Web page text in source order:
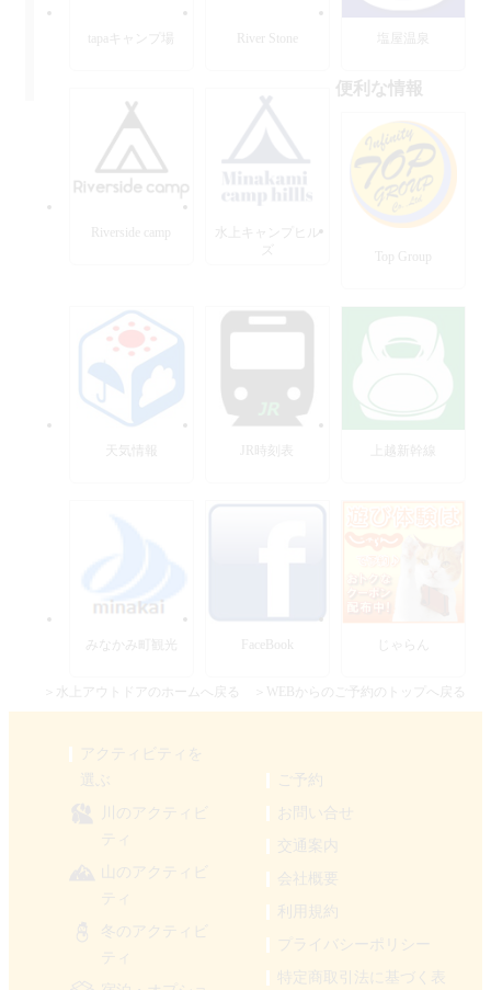
tapaキャンプ場 River Stone 塩屋温泉
Riverside camp
水上キャンプヒル
便利な情報
Top Group
天気情報 JR時刻表
みなかみ町観光 FaceBook じゃらん
＞水上アウトドアのホームへ戻る ＞WEBからのご予約のトップへ戻る
アクティビティを
川のアクティビ
ティ
山のアクティビ
ティ
冬のアクティビ
ティ
ご予約
お問い合せ
交通案内
会社概要
利用規約
プライバシーポリシー
特定商取引法に基づく表